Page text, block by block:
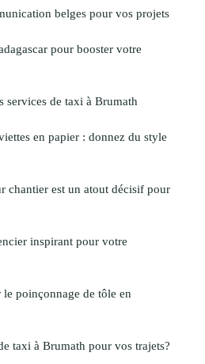
belges pour vos projets
pour booster votre
services de taxi à Brumath
en papier : donnez du style
chantier est un atout décisif pour
inspirant pour votre
poinçonnage de tôle en
taxi à Brumath pour vos trajets?